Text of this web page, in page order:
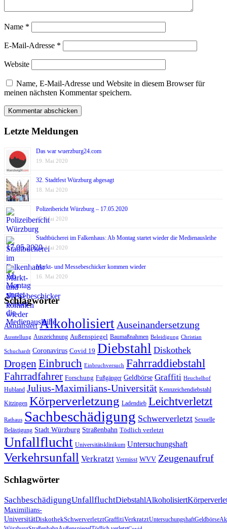
Name *
E-Mail-Adresse *
Website
Name, E-Mail-Adresse und Website in diesem Browser für
meinen nächsten Kommentar speichern.
Letzte Meldungen
Das war wuerzburg24.com
19. Mai 2020
32. Stadtfest Würzburg abgesagt
18. Mai 2020
Polizeibericht Würzburg – 17.05.2020
17. Mai 2020
Stadtbücherei im Falkenhaus: Ab Montag startet wieder die Medienausleihe
17. Mai 2020
Markt- und Messebeschicker kommen wieder
16. Mai 2020
Schlagwörter
Aktualisiert Alkoholisiert Auseinandersetzung
Ausstellung Auszeichnung Außenspiegel Baumaßnahmen Beleidigung Christian
Schuchardt Coronavirus Covid 19 Diebstahl Diskothek
Drogen Einbruch Einbruchversuch Fahrraddiebstahl
Fahrradfahrer Forschung Fußgänger Geldbörse Graffiti Heuchelhof
Hubland Julius-Maximilians-Universität Kennzeichendiebstahl
Kitzingen Körperverletzung Ladendieb Leichtverletzt
Rathaus Sachbeschädigung Schwerverletzt Sexuelle
Belästigung Stadt Würzburg Straßenbahn Tödlich verletzt
Unfallflucht Universitätsklinikum Untersuchungshaft
Verkehrsunfall Verkratzt Vermisst WVV Zeugenaufruf
Schlagwörter
SachbeschädigungUnfallfluchtDiebstahlAlkoholisiert
Maximilians-
UniversitätDiskothekSchwerverletztGraffitiVerkratztUntersuchungshaftGeldbörse